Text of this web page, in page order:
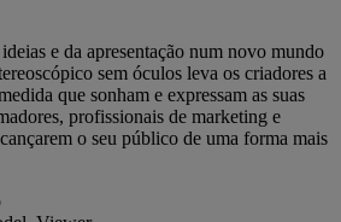
e da apresentação num novo mundo
sem óculos leva os criadores a
que sonham e expressam as suas
profissionais de marketing e
o seu público de uma forma mais